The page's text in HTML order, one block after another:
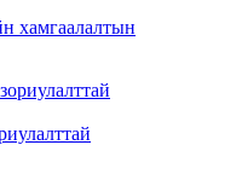
хамгаалалтын